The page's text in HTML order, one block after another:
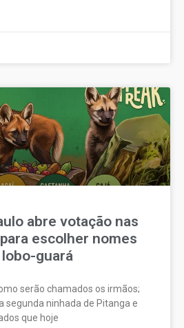
abre votação nas
escolher nomes
guará
serão chamados os irmãos;
segunda ninhada de Pitanga e
que hoje